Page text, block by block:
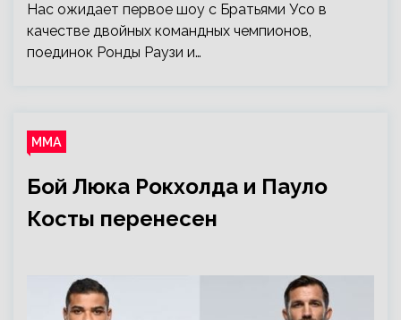
Нас ожидает первое шоу с Братьями Усо в
качестве двойных командных чемпионов,
поединок Ронды Раузи и…
ММА
Бой Люка Рокхолда и Пауло
Косты перенесен